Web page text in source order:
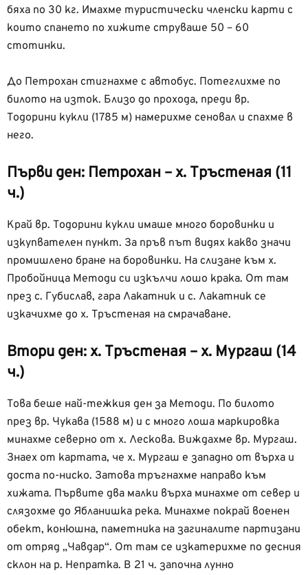
бяха по 30 кг. Имахме туристически членски карти с
които спането по хижите струваше 50 – 60
стотинки.
До Петрохан стигнахме с автобус. Потеглихме по
билото на изток. Близо до прохода, преди вр.
Тодорини кукли (1785 м) намерихме сеновал и спахме в
него.
Първи ден: Петрохан – х. Тръстеная (11
ч.)
Край вр. Тодорини кукли имаше много боровинки и
изкупвателен пункт. За пръв път видях какво значи
промишлено бране на боровинки. На слизане към х.
Пробойница Методи си изкълчи лошо крака. От там
през с. Губислав, гара Лакатник и с. Лакатник се
изкачихме до х. Тръстеная на смрачаване.
Втори ден: х. Тръстеная – х. Мургаш (14
ч.)
Това беше най-тежкия ден за Методи. По билото
през вр. Чукава (1588 м) и с много лоша маркировка
минахме северно от х. Лескова. Виждахме вр. Мургаш.
Знаех от картата, че х. Мургаш е западно от върха и
доста по-ниско. Затова тръгнахме направо към
хижата. Първите два малки върха минахме от север и
слязохме до Ябланишка река. Минахме покрай военен
обект, конюшна, паметника на загиналите партизани
от отряд „Чавдар“. От там се изкатерихме по десния
склон на р. Непратка. В 21 ч. започна лунно